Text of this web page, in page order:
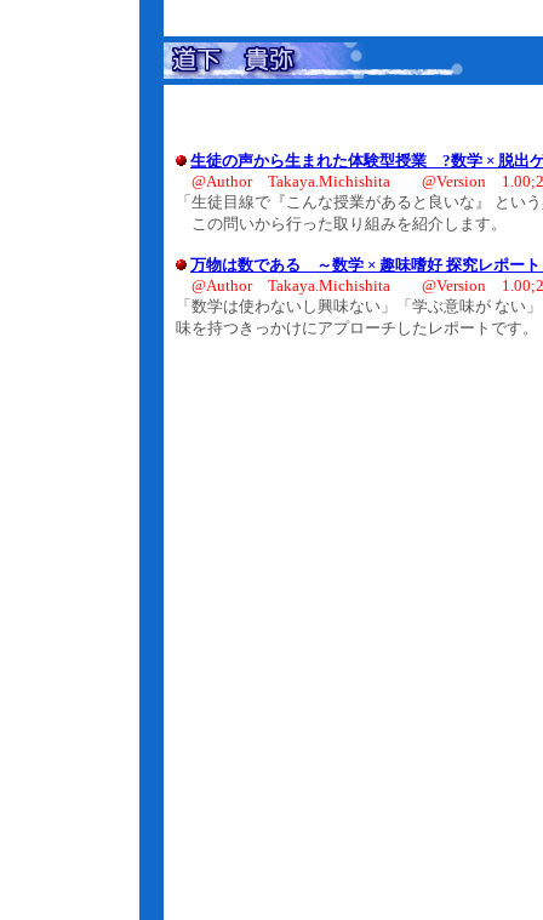
生徒の声から生まれた体験型授業 ?数学 × 脱出
@Author Takaya.Michishita @Version
「生徒目線で『こんな授業があると良いな』 とい
この問いから行った取り組みを紹介します。
万物は数である ～数学 × 趣味嗜好 探究レポー
@Author Takaya.Michishita @Version
「数学は使わないし興味ない」「学ぶ意味が ない
味を持つきっかけにアプローチしたレポートです。